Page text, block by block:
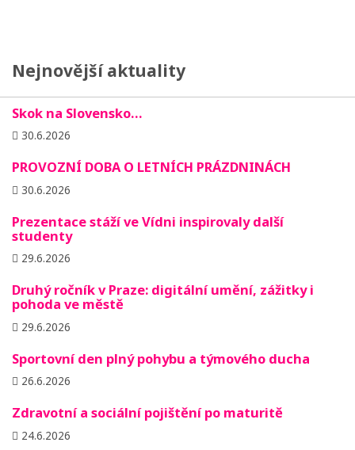
Nejnovější aktuality
Skok na Slovensko…
30.6.2026
PROVOZNÍ DOBA O LETNÍCH PRÁZDNINÁCH
30.6.2026
Prezentace stáží ve Vídni inspirovaly další
studenty
29.6.2026
Druhý ročník v Praze: digitální umění, zážitky i
pohoda ve městě
29.6.2026
Sportovní den plný pohybu a týmového ducha
26.6.2026
Zdravotní a sociální pojištění po maturitě
24.6.2026